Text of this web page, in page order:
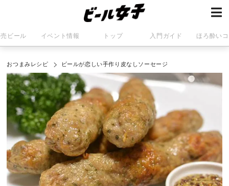
ビール イベント情報 トップ 入門ガイド ほろ酔い
おつまみレシピ ビールが恋しい手作り皮なしソーセージ